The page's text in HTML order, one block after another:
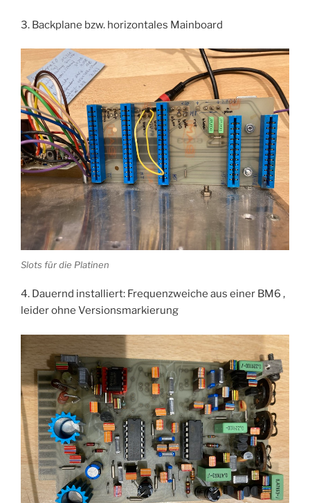
3. Backplane bzw. horizontales Mainboard
Slots für die Platinen
4. Dauernd installiert: Frequenzweiche aus einer BM6 ,
leider ohne Versionsmarkierung